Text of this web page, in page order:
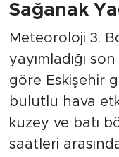
Sağanak
Meteoroloji 3.
yayımladığı
göre Eskişehir
bulutlu hava
kuzey ve batı
saatleri